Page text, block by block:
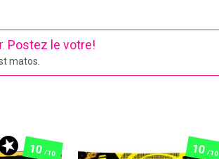
Postez le votre!
matos.
10/10 10/10